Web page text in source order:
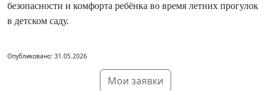
безопасности и комфорта ребёнка во время летних прогулок
в детском саду.
Опубликовано: 31.05.2026
Мои заявки